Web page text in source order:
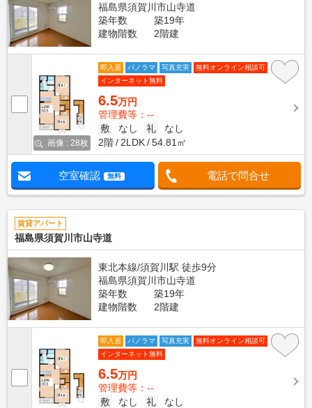
福島県須賀川市山寺道
築年数
築19年
建物階数
2階建
画像 : 28枚
即入居 パノラマ 写真充実
無料オンライン相談可
インターネット無料
6.5万円
管理費等：--
敷
なし 礼
なし
2階
2LDK 54.81㎡
空室確認 無料 電話で問合せ
賃貸アパート
福島県須賀川市山寺道
東北本線/須賀川駅 徒歩9分
福島県須賀川市山寺道
築年数
築19年
建物階数
2階建
即入居 パノラマ 写真充実
無料オンライン相談可
インターネット無料
6.5万円
管理費等：--
敷
なし 礼
なし